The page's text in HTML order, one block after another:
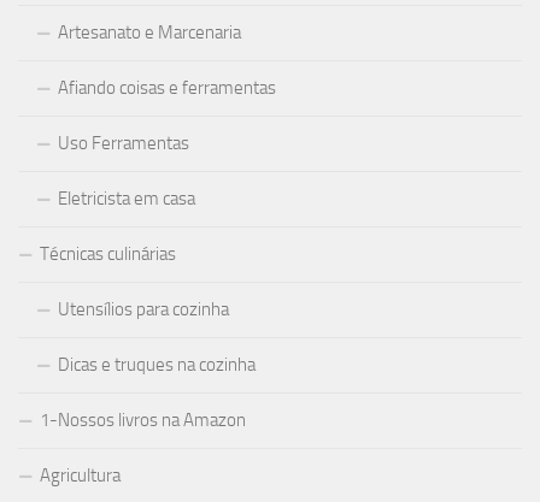
Artesanato e Marcenaria
Afiando coisas e ferramentas
Uso Ferramentas
Eletricista em casa
Técnicas culinárias
Utensílios para cozinha
Dicas e truques na cozinha
1-Nossos livros na Amazon
Agricultura